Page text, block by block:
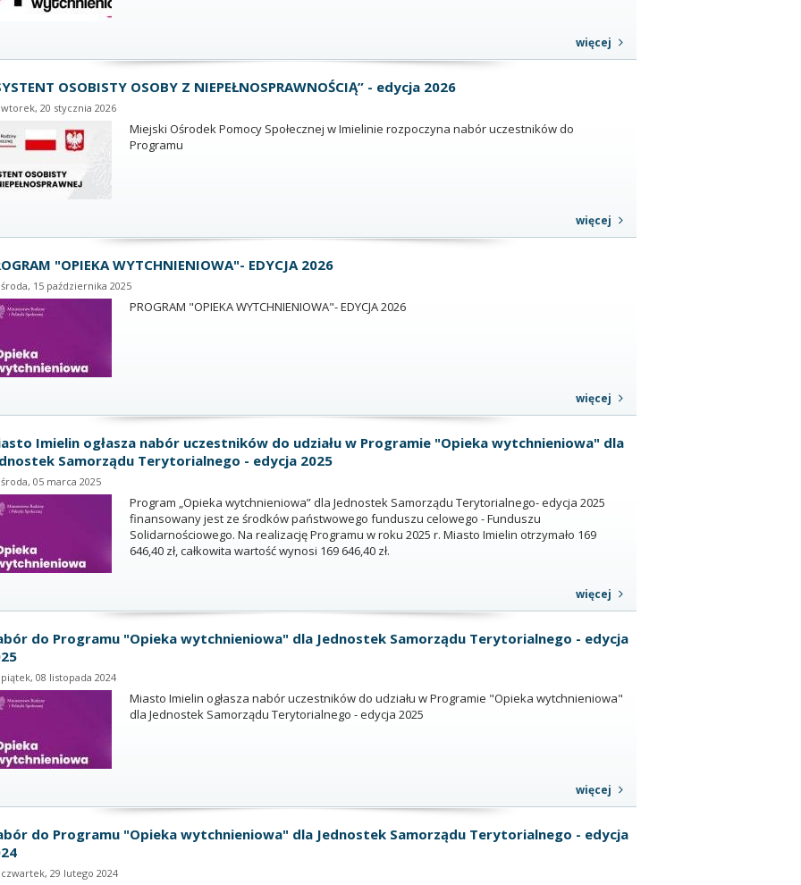
więcej
OSOBISTY OSOBY Z NIEPEŁNOSPRAWNOŚCIĄ” - edycja 2026
wtorek, 20 stycznia 2026
Miejski Ośrodek Pomocy Społecznej w Imielinie rozpoczyna nabór uczestników do
Programu
więcej
"OPIEKA WYTCHNIENIOWA"- EDYCJA 2026
środa, 15 października 2025
PROGRAM "OPIEKA WYTCHNIENIOWA"- EDYCJA 2026
więcej
Imielin ogłasza nabór uczestników do udziału w Programie "Opieka wytchnieniowa" dla
Samorządu Terytorialnego - edycja 2025
środa, 05 marca 2025
Program „Opieka wytchnieniowa” dla Jednostek Samorządu Terytorialnego- edycja 2025
finansowany jest ze środków państwowego funduszu celowego - Funduszu
Solidarnościowego. Na realizację Programu w roku 2025 r. Miasto Imielin otrzymało 169
646,40 zł, całkowita wartość wynosi 169 646,40 zł.
więcej
do Programu "Opieka wytchnieniowa" dla Jednostek Samorządu Terytorialnego - edycja
piątek, 08 listopada 2024
Miasto Imielin ogłasza nabór uczestników do udziału w Programie "Opieka wytchnieniowa"
dla Jednostek Samorządu Terytorialnego - edycja 2025
więcej
do Programu "Opieka wytchnieniowa" dla Jednostek Samorządu Terytorialnego - edycja
czwartek, 29 lutego 2024